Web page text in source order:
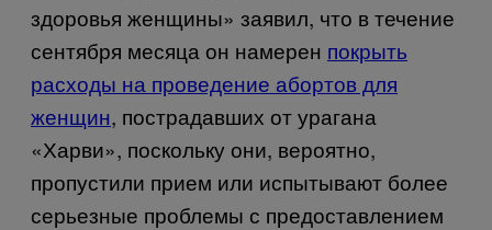
здоровья женщины» заявил, что в течение
сентября месяца он намерен покрыть
расходы на проведение абортов для
женщин, пострадавших от урагана
«Харви», поскольку они, вероятно,
пропустили прием или испытывают более
серьезные проблемы с предоставлением